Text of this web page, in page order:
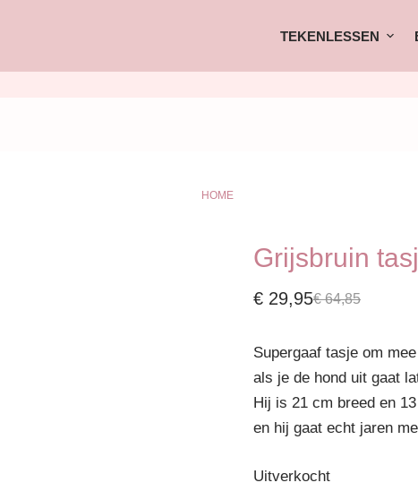
TEKENLESSEN
HOME
Grijsbruin
€64,85
€ 29,95
Supergaaf tasje om
als je de hond uit gaat
Hij is 21 cm breed en
en hij gaat echt jaren
Uitverkocht